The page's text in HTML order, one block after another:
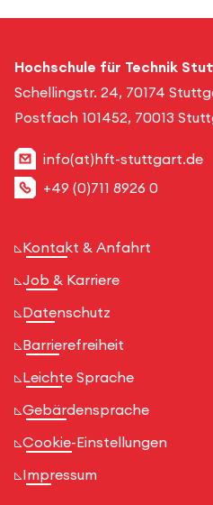
Hochschule für Technik
Schellingstr. 24, 70174
Postfach 101452, 70013
info(at)hft-stuttgart.de
+49 (0)711 8926 0
Kontakt & Anfahrt
Job & Karriere
Datenschutz
Barrierefreiheit
Leichte Sprache
Gebärdensprache
Cookie-Einstellungen
Impressum